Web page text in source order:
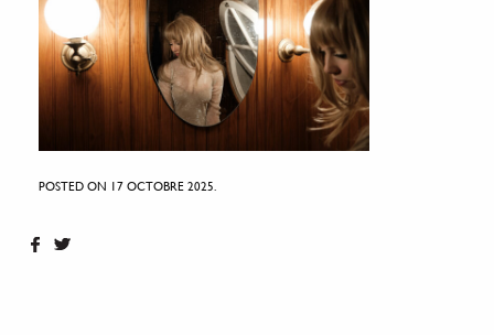
POSTED ON 17 OCTOBRE 2025.